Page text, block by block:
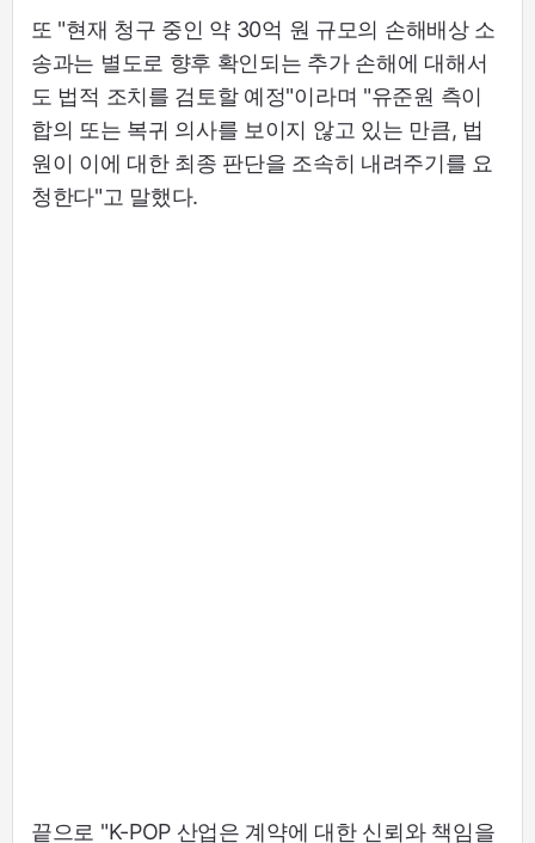
또 "현재 청구 중인 약 30억 원 규모의 손해배상 소
송과는 별도로 향후 확인되는 추가 손해에 대해서
도 법적 조치를 검토할 예정"이라며 "유준원 측이
합의 또는 복귀 의사를 보이지 않고 있는 만큼, 법
원이 이에 대한 최종 판단을 조속히 내려주기를 요
청한다"고 말했다.
끝으로 "K-POP 산업은 계약에 대한 신뢰와 책임을